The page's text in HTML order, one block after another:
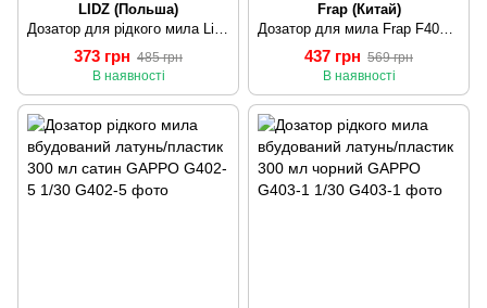
LIDZ (Польша)
Дозатор для рідкого мила Lidz (CRM) 112 02 000 11 SD00041153
373 грн 485 грн
В наявності
Frap (Китай)
Дозатор для мила Frap F405, що вбудовується в мийку, хром, 150 мл
437 грн 569 грн
В наявності